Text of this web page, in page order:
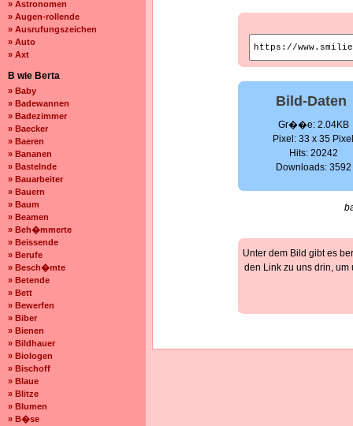
» Astronomen
» Augen-rollende
» Ausrufungszeichen
» Auto
» Axt
B wie Berta
» Baby
» Badewannen
» Badezimmer
» Baecker
» Baeren
» Bananen
» Bastelnde
» Bauarbeiter
» Bauern
» Baum
» Beamen
» Beh�mmerte
» Beissende
» Berufe
» Besch�mte
» Betende
» Bett
» Bewerfen
» Biber
» Bienen
» Bildhauer
» Biologen
» Bischoff
» Blaue
» Blitze
» Blumen
» B�se
Bild-Daten
Gr��e: 2.04KB
Pixel: 33 x 35
Hits: 20242
Downloads: 3592
Unter dem Bild gibt es
den Link zu uns drin,